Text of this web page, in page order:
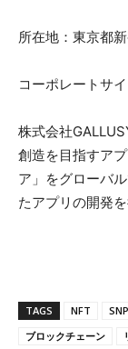
所在地：東京都
コーポレートサイ
株式会社
創造を目指すア
ア」をグローバ
たアプリの開発
TAGS NFT
ブロックチェーン